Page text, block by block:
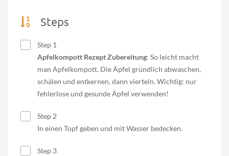
Steps
Step 1
Apfelkompott Rezept Zubereitung: So leicht macht
man Apfelkompott. Die Äpfel gründlich abwaschen,
schälen und entkernen, dann vierteln. Wichtig: nur
fehlerlose und gesunde Äpfel verwenden!
Step 2
In einen Topf geben und mit Wasser bedecken.
Step 3